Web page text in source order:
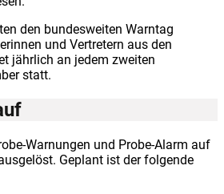
den bundesweiten Warntag
und Vertretern aus den
jährlich an jedem zweiten
statt.
Warnungen und Probe-Alarm auf
Geplant ist der folgende